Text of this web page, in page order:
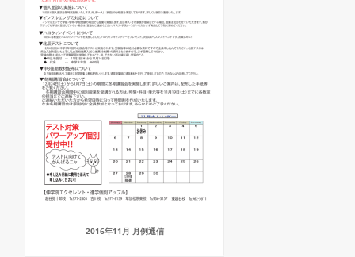
2016年11月 月例通信